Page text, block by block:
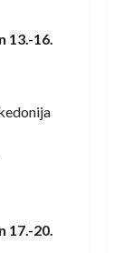
13.-16.
17.-20.